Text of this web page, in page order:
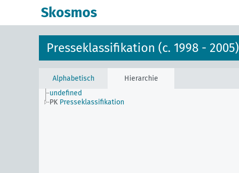
Skosmos
Presseklassifikation (c. 1998 - 2005)
Alphabetisch
Hierarchie
undefined
PK Presseklassifikation